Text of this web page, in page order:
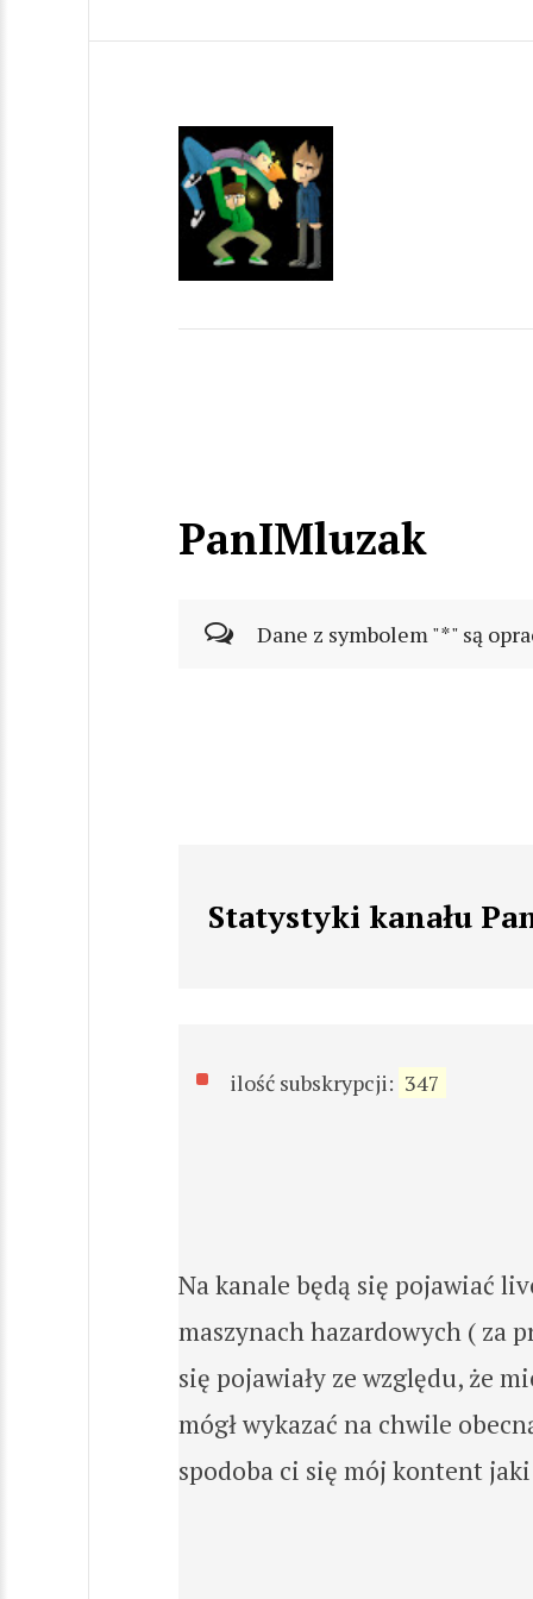
PanIMluzak
Dane z symbolem "*" są
Statystyki kanału
ilość subskrypcji: 347
Na kanale będą się pojawiać
maszynach hazardowych ( za
się pojawiały ze względu, że
mógł wykazać na chwile
spodoba ci się mój kontent jaki